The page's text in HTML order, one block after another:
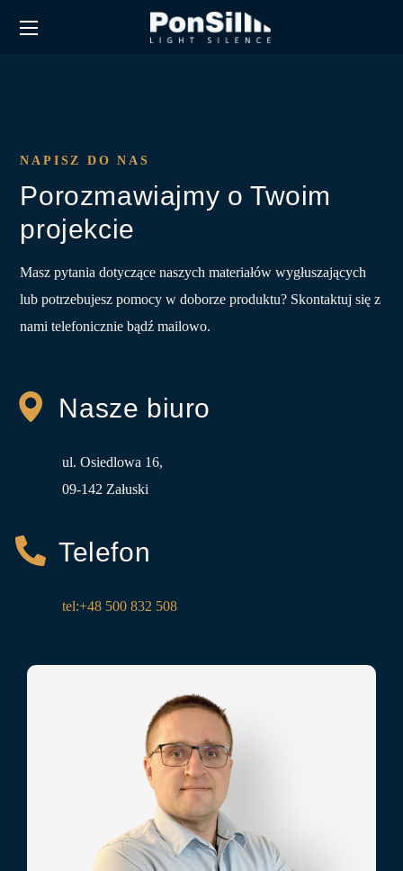
NAPISZ DO NAS
Porozmawiajmy o Twoim
projekcie
Masz pytania dotyczące naszych materiałów wygłuszających
lub potrzebujesz pomocy w doborze produktu? Skontaktuj się z
nami telefonicznie bądź mailowo.
Nasze biuro
ul. Osiedlowa 16,
09-142 Załuski
Telefon
tel:+48 500 832 508